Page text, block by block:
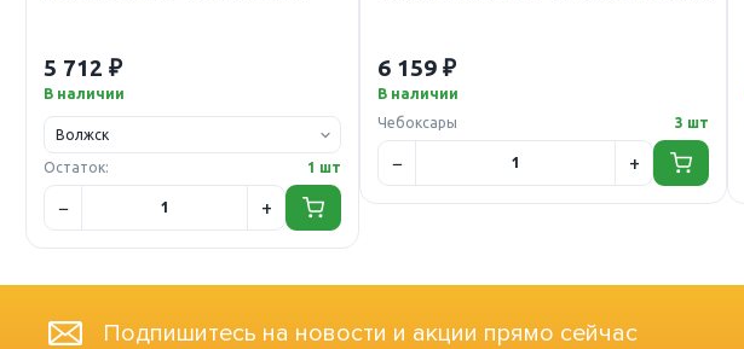
5 712 ₽
В наличии
Остаток: 1 шт
6 159 ₽
В наличии
Чебоксары
3 шт
Подпишитесь на новости и акции прямо сейчас